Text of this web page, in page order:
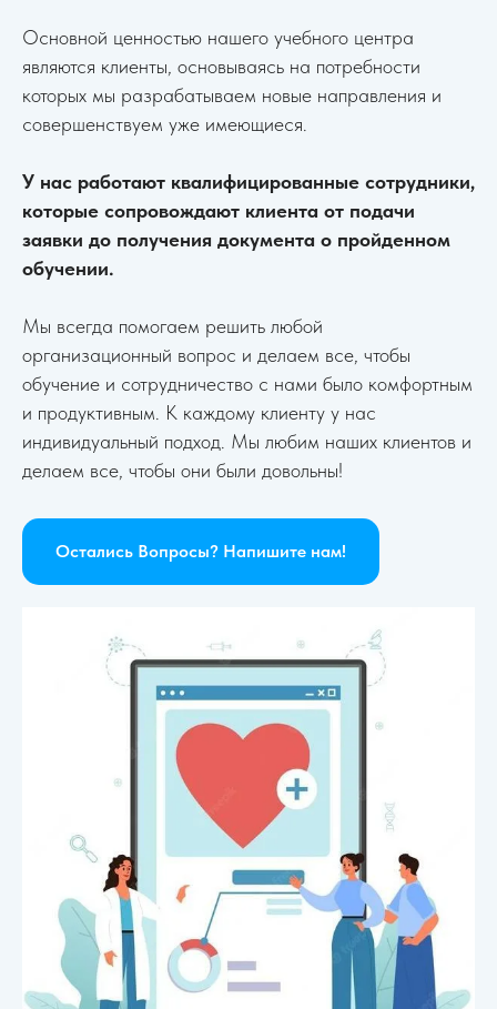
Основной ценностью нашего учебного центра
являются клиенты, основываясь на потребности
которых мы разрабатываем новые направления и
совершенствуем уже имеющиеся.
У нас работают квалифицированные сотрудники,
которые сопровождают клиента от подачи
заявки до получения документа о пройденном
обучении.
Мы всегда помогаем решить любой
организационный вопрос и делаем все, чтобы
обучение и сотрудничество с нами было комфортным
и продуктивным. К каждому клиенту у нас
индивидуальный подход. Мы любим наших клиентов и
делаем все, чтобы они были довольны!
Остались Вопросы? Напишите нам!